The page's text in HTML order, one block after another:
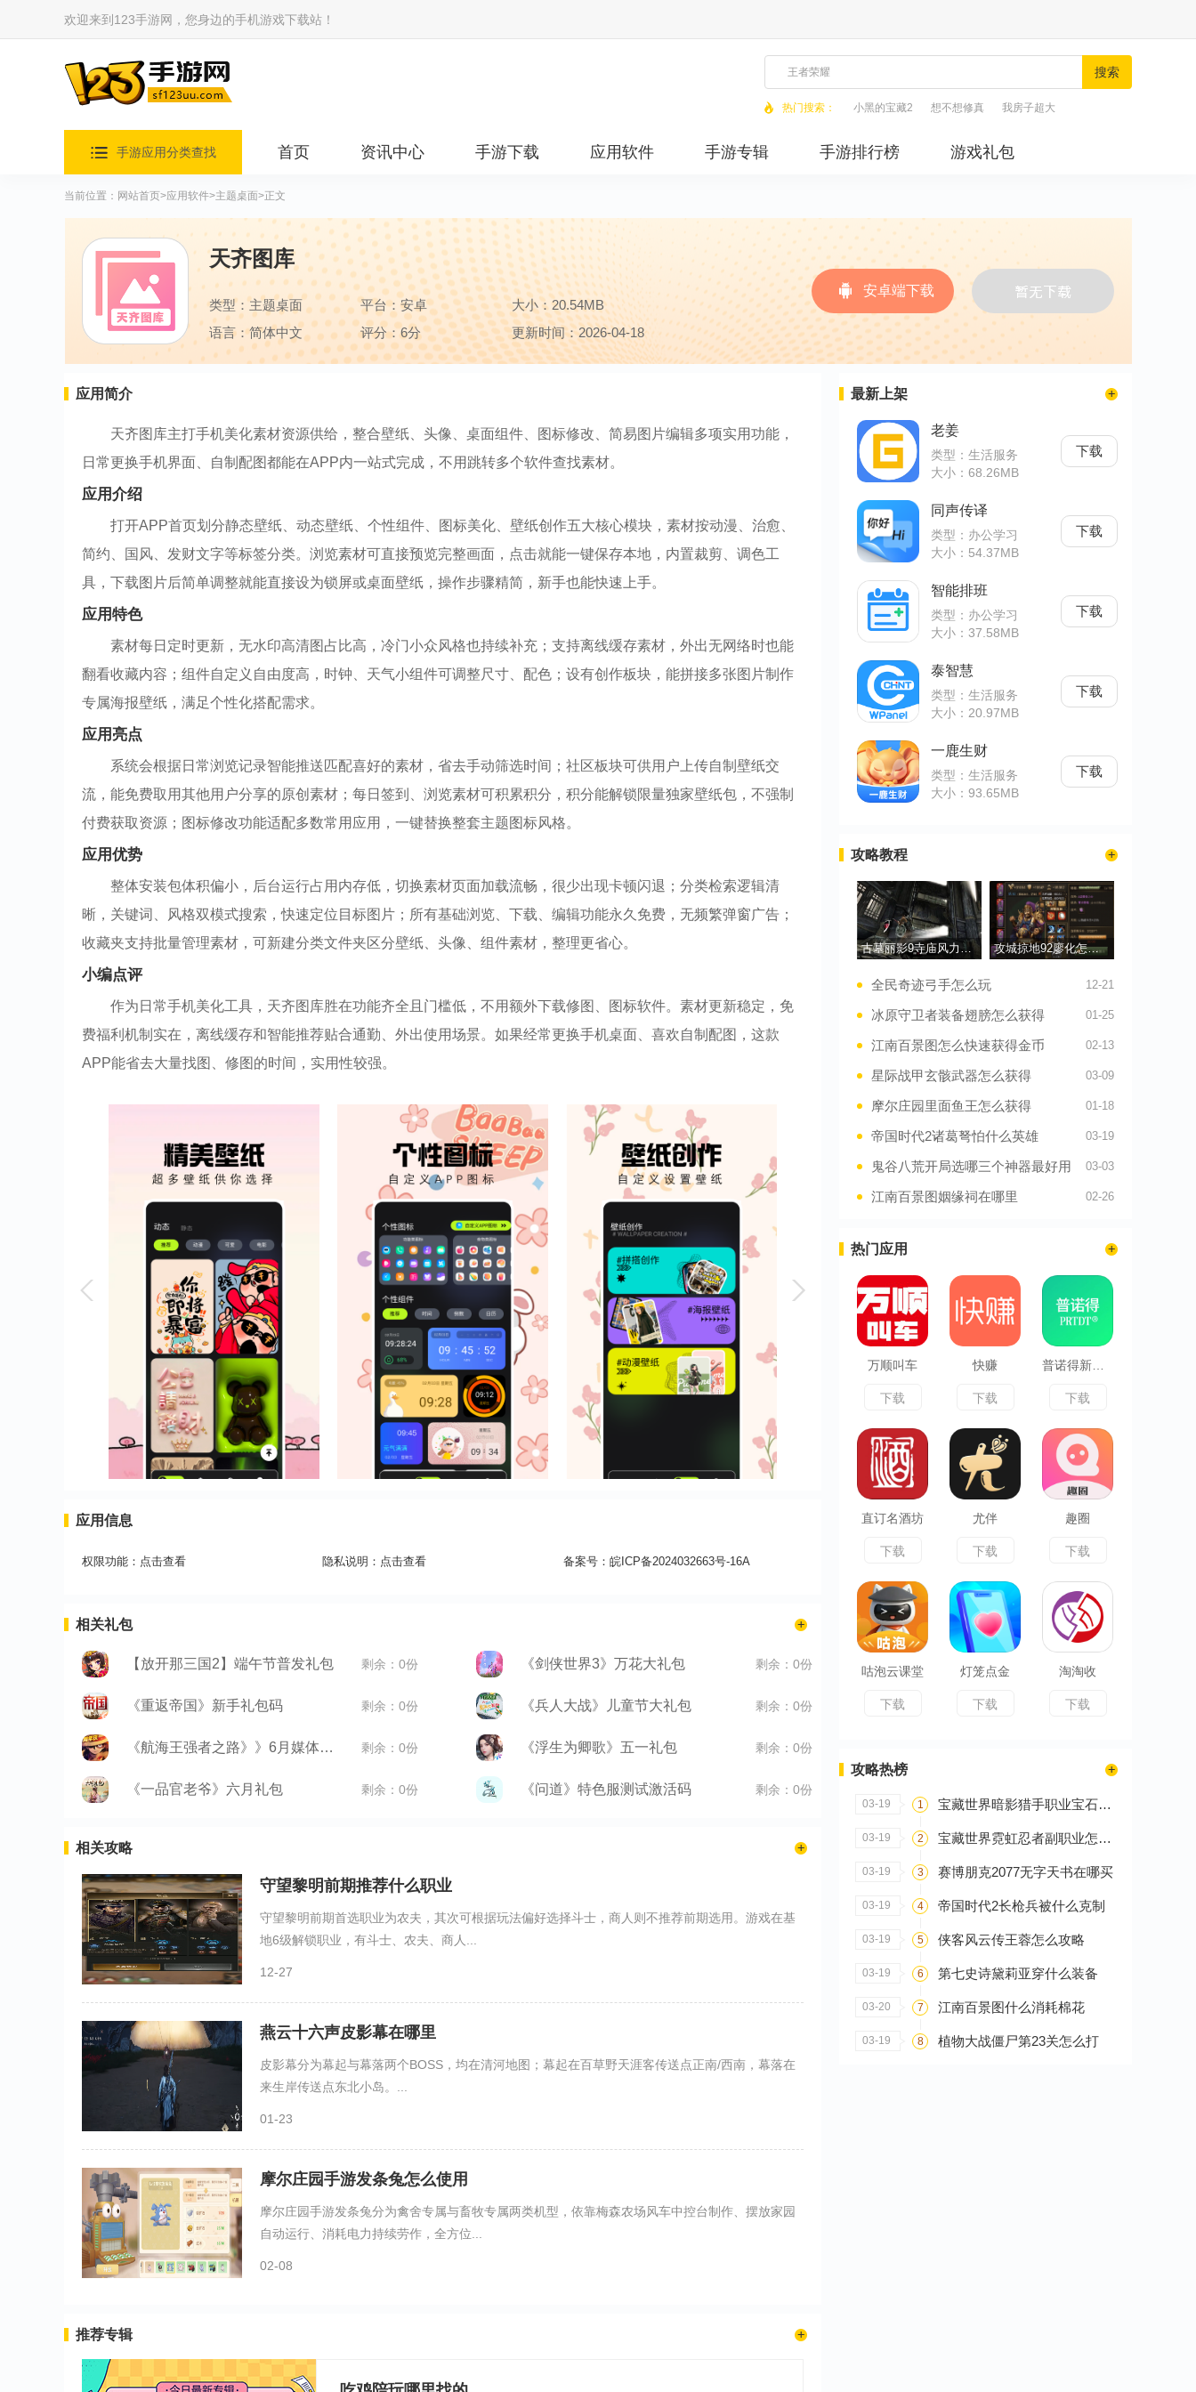
欢迎来到123手游网，您身边的手机游戏下载站！
搜索
热门搜索： 小黑的宝藏2 想不想修真 我房子超大
手游应用分类查找 首页 资讯中心 手游下载 应用软件 手游专辑 手游排行榜 游戏礼包
当前位置： 网站首页>应用软件>主题桌面>正文
天齐图库
类型：主题桌面 平台：安卓
大小：20.54MB
语言：简体中文
评分：6分 更新时间：2026-04-18
安卓端下载
应用简介
天齐图库主打手机美化素材资源供给，整合壁纸、头像、桌面组件、图标修改、简易图片编辑多项实用功能，
日常更换手机界面、自制配图都能在APP内一站式完成，不用跳转多个软件查找素材。
应用介绍
打开APP首页划分静态壁纸、动态壁纸、个性组件、图标美化、壁纸创作五大核心模块，素材按动漫、治愈、
简约、国风、发财文字等标签分类。浏览素材可直接预览完整画面，点击就能一键保存本地，内置裁剪、调色工
具，下载图片后简单调整就能直接设为锁屏或桌面壁纸，操作步骤精简，新手也能快速上手。
应用特色
素材每日定时更新，无水印高清图占比高，冷门小众风格也持续补充；支持离线缓存素材，外出无网络时也能
翻看收藏内容；组件自定义自由度高，时钟、天气小组件可调整尺寸、配色；设有创作板块，能拼接多张图片制作
专属海报壁纸，满足个性化搭配需求。
应用亮点
系统会根据日常浏览记录智能推送匹配喜好的素材，省去手动筛选时间；社区板块可供用户上传自制壁纸交
流，能免费取用其他用户分享的原创素材；每日签到、浏览素材可积累积分，积分能解锁限量独家壁纸包，不强制
付费获取资源；图标修改功能适配多数常用应用，一键替换整套主题图标风格。
应用优势
整体安装包体积偏小，后台运行占用内存低，切换素材页面加载流畅，很少出现卡顿闪退；分类检索逻辑清
晰，关键词、风格双模式搜索，快速定位目标图片；所有基础浏览、下载、编辑功能永久免费，无频繁弹窗广告；
收藏夹支持批量管理素材，可新建分类文件夹区分壁纸、头像、组件素材，整理更省心。
小编点评
作为日常手机美化工具，天齐图库胜在功能齐全且门槛低，不用额外下载修图、图标软件。素材更新稳定，免
费福利机制实在，离线缓存和智能推荐贴合通勤、外出使用场景。如果经常更换手机桌面、喜欢自制配图，这款
APP能省去大量找图、修图的时间，实用性较强。
应用信息
权限功能： 点击查看 隐私说明： 点击查看 备案号： 皖ICP备2024032663号-16A
相关礼包
【放开那三国2】端午节普发礼包 剩余：0份 《剑侠世界3》万花大礼包 剩余：0份
《重返帝国》新手礼包码 剩余：0份 《兵人大战》儿童节大礼包 剩余：0份
《航海王强者之路》》6月媒体礼包 剩余：0份 《浮生为卿歌》五一礼包 剩余：0份
《一品官老爷》六月礼包 剩余：0份 《问道》特色服测试激活码 剩余：0份
相关攻略
守望黎明前期推荐什么职业
守望黎明前期首选职业为农夫，其次可根据玩法偏好选择斗士，商人则不推荐前期选用。游戏在基
地6级解锁职业，有斗士、农夫、商人...
12-27
燕云十六声皮影幕在哪里
皮影幕分为幕起与幕落两个BOSS，均在清河地图；幕起在百草野天涯客传送点正南/西南，幕落在
来生岸传送点东北小岛。...
01-23
摩尔庄园手游发条兔怎么使用
摩尔庄园手游发条兔分为禽舍专属与畜牧专属两类机型，依靠梅森农场风车中控台制作、摆放家园
自动运行、消耗电力持续劳作，全方位...
02-08
推荐专辑
最新上架
老姜
类型：生活服务
大小：68.26MB
下载
同声传译
类型：办公学习
大小：54.37MB
下载
智能排班
类型：办公学习
大小：37.58MB
下载
泰智慧
类型：生活服务
大小：20.97MB
下载
一鹿生财
类型：生活服务
大小：93.65MB
下载
攻略教程
古墓丽影9寺庙风力怎么过 攻城掠地92廖化怎么过
全民奇迹弓手怎么玩 12-21
冰原守卫者装备翅膀怎么获得 01-25
江南百景图怎么快速获得金币 02-13
星际战甲玄骸武器怎么获得 03-09
摩尔庄园里面鱼王怎么获得 01-18
帝国时代2诸葛弩怕什么英雄 03-19
鬼谷八荒开局选哪三个神器最好用 03-03
江南百景图姻缘祠在哪里 02-26
热门应用
万顺叫车
下载
快赚
下载 下载
直订名酒坊
下载
尤伴
下载
趣圈
下载
咕泡云课堂
下载
灯笼点金
下载
淘淘收
下载
攻略热榜
03-19 1 宝藏世界暗影猎手职业宝石怎么搭配
03-19 2 宝藏世界霓虹忍者副职业怎么选
03-19 3 赛博朋克2077无字天书在哪买
03-19 4 帝国时代2长枪兵被什么克制
03-19 5 侠客风云传王蓉怎么攻略
03-19 6 第七史诗黛莉亚穿什么装备
03-20 7 江南百景图什么消耗棉花
03-19 8 植物大战僵尸第23关怎么打